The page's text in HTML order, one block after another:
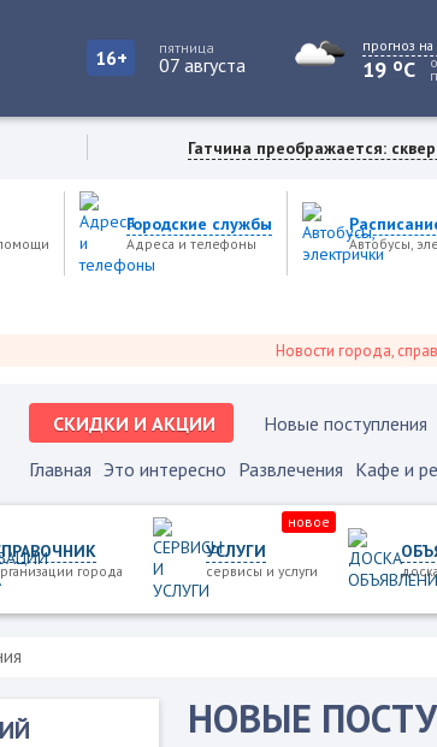
16+ пятница
07 августа
прогноз
19 oC
Гатчина преображается:
Городские службы
Адреса и телефоны Автобусы,
Новости города,
СКИДКИ И АКЦИИ Новые поступления
Главная Это интересно Развлечения Кафе и
города
УСЛУГИ
сервисы и услуги
новое
НОВЫЕ